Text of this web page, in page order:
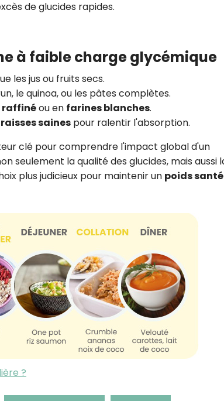
de glucides rapides.
à faible charge glycémique
les jus ou fruits secs.
le quinoa, ou les pâtes complètes.
raffinéou en farines blanches.
saines pour ralentir l'absorption.
clé pour comprendre l'impact global d'un
seulement la qualité des glucides, mais aussi
plus judicieux pour maintenir un poids santé
?